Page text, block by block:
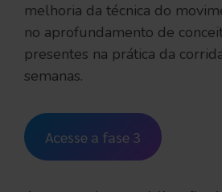
melhoria da técnica do
no aprofundamento de
presentes na prática da
semanas.
Acesse a fase 3